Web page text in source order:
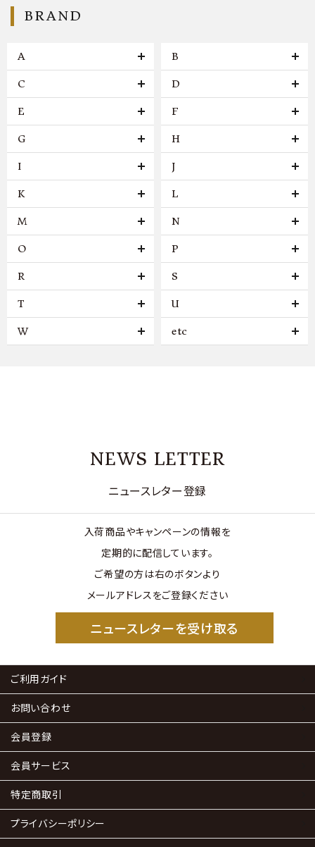
BRAND
A B
C D
E F
G H
I J
K L
M N
O P
R S
T U
W etc
NEWS LETTER
ニュースレター登録
入荷商品やキャンペーンの情報を
定期的に配信しています。
ご希望の方は右のボタンより
メールアドレスをご登録ください
ニュースレターを受け取る
ご利用ガイド
お問い合わせ
会員登録
会員サービス
特定商取引
プライバシーポリシー